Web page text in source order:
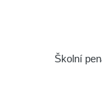
Školní